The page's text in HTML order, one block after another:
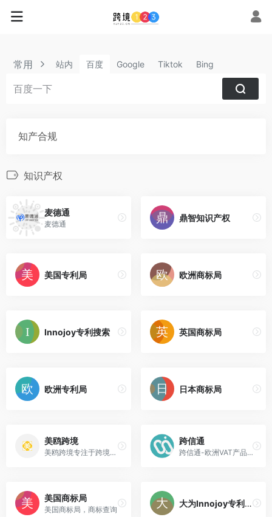
常用 站内 百度 Google Tiktok Bing
知产合规
知识产权
麦德通
麦德通
鼎智知识产权
美国专利局 欧洲商标局
Innojoy专利搜索 英国商标局
欧洲专利局 日本商标局
美鸥跨境
美鸥跨境专注于跨境电商知识产权代理、专利申请、欧洲税务代理、国际头程物流、产品合规、海外仓储等等更多电商平台服务内容尽在美鸥跨境。
跨信通
跨信通-欧洲VAT产品合规智能saas平台
美国商标局
美国商标局，商标查询
大为Innojoy专利搜索引擎